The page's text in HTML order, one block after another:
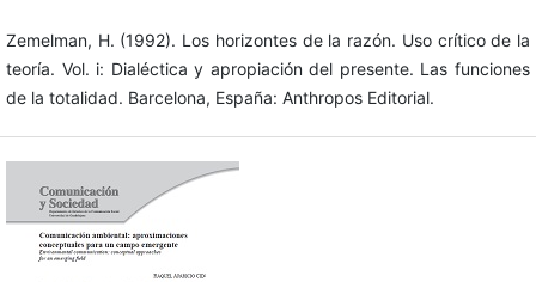
Zemelman, H. (1992). Los horizontes de la razón. Uso crítico de la
teoría. Vol. i: Dialéctica y apropiación del presente. Las funciones
de la totalidad. Barcelona, España: Anthropos Editorial.